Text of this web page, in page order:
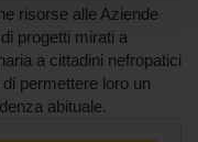
risorse alle Aziende
progetti mirati a
a cittadini nefropatici
permettere loro un
abituale.